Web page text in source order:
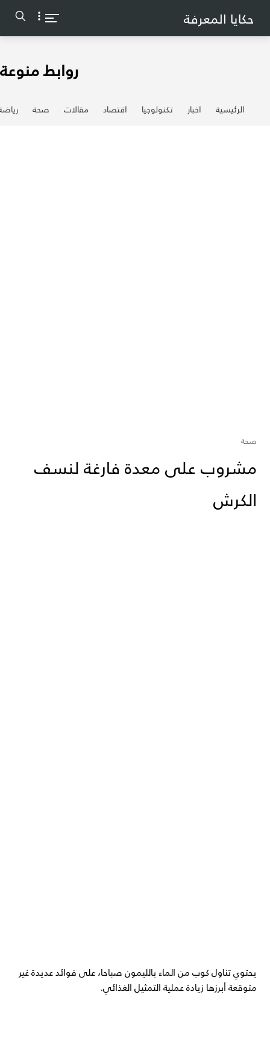
حكايا المعرفة
روابط منوعة
الرئيسية اخبار تكنولوجيا اقتصاد مقالات صحة
صحة
مشروب على معدة فارغة لنسف
الكرش
يحتوي تناول كوب من الماء بالليمون صباحا، على فوائد عديدة غير
متوقعة أبرزها زيادة عملية التمثيل الغذائي.